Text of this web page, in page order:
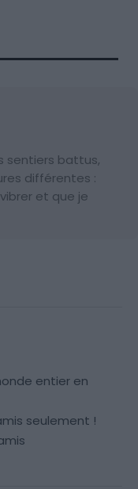
sentiers battus,
différentes :
et que je
entier en
seulement !